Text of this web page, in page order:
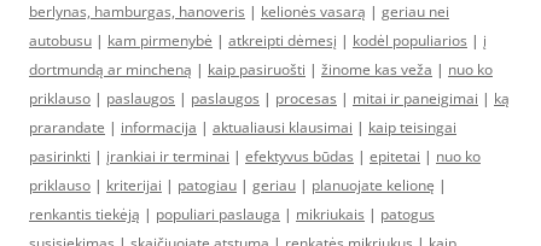
berlynas, hamburgas, hanoveris | kelionės vasarą | geriau nei
autobusu | kam pirmenybė | atkreipti dėmesį | kodėl populiarios | į
dortmundą ar mincheną | kaip pasiruošti | žinome kas veža | nuo ko
priklauso | paslaugos | paslaugos | procesas | mitai ir paneigimai | ką
prarandate | informacija | aktualiausi klausimai | kaip teisingai
pasirinkti | įrankiai ir terminai | efektyvus būdas | epitetai | nuo ko
priklauso | kriterijai | patogiau | geriau | planuojate kelionę |
renkantis tiekėją | populiari paslauga | mikriukais | patogus